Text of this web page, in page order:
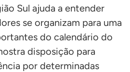
Sul ajuda a entender
se organizam para uma
do calendário do
disposição para
por determinadas